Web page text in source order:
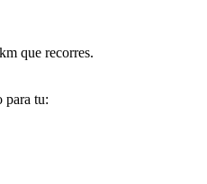
que recorres.
para tu: